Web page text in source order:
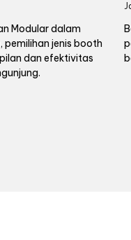
Modular dalam
pemilihan jenis booth
dan efektivitas